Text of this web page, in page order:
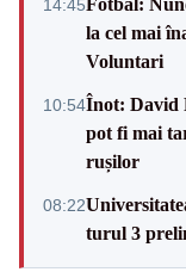
14:45
la cel mai
Voluntari
10:54Înot: David
pot fi mai
rușilor
08:22
turul 3